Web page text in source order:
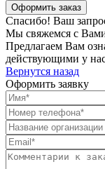
Спасибо! Ваш
Мы свяжемся с
Предлагаем Вам
действующими у
Вернутся назад
Оформить заявку